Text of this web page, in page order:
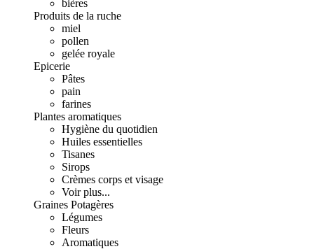
bières
Produits de la ruche
miel
pollen
gelée royale
Epicerie
Pâtes
pain
farines
Plantes aromatiques
Hygiène du quotidien
Huiles essentielles
Tisanes
Sirops
Crèmes corps et visage
Voir plus...
Graines Potagères
Légumes
Fleurs
Aromatiques